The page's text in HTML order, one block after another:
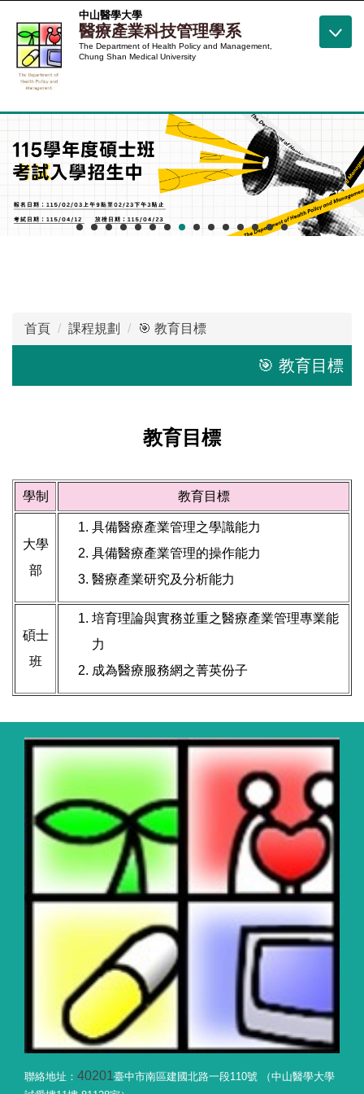
到
主
要
容
中山醫學大學
醫療產業科技管理學系
The Department of Health Policy and Management,
Chung Shan Medical University
首頁 課程規劃 🎯 教育目標
🎯 教育目標
教育目標
學制 教育目標
大學
部
具備醫療產業管理之學識能力
具備醫療產業管理的操作能力
醫療產業研究及分析能力
碩士
班
培育理論與實務並重之醫療產業管理專業能
力
成為醫療服務網之菁英份子
聯絡地址： 40201 臺中市南區建國北路一段110號 （中山醫學大學